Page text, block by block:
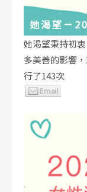
她渴望－
她渴望秉持初
多美善的影響
行了143次